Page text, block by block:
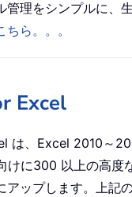
管理をシンプルに、
ら。。。
Excel
は、Excel 2010～
に300 以上の高度
アップします。上記